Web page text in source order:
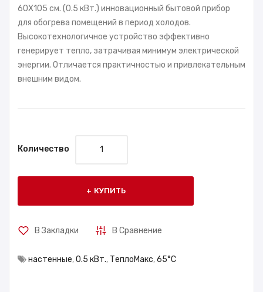
60X105 см. (0.5 кВт.) инновационный бытовой прибор
для обогрева помещений в период холодов.
Высокотехнологичное устройство эффективно
генерирует тепло, затрачивая минимум электрической
энергии. Отличается практичностью и привлекательным
внешним видом.
Количество
КУПИТЬ
В Закладки В Сравнение
настенные,0.5 кВт., ТеплоМакс,65°С